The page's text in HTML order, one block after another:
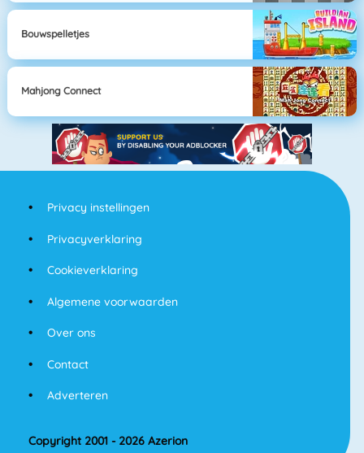
Bouwspelletjes
Mahjong Connect
Privacy instellingen
Privacyverklaring
Cookieverklaring
Algemene voorwaarden
Over ons
Contact
Adverteren
Copyright 2001 - 2026 Azerion